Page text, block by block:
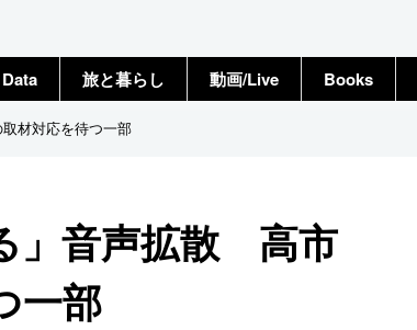
旅と暮らし 動画/Live Books
材対応を待つ一部
」音声拡散 高市
一部